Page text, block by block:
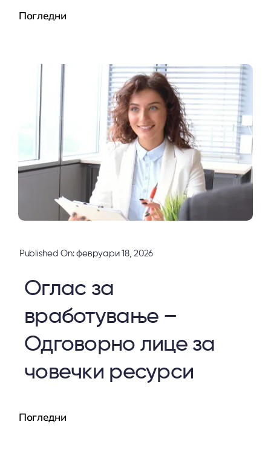
Погледни
Published On: февруари 18, 2026
Оглас за
вработување –
Одговорно лице за
човечки ресурси
Погледни